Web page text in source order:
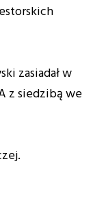
zasiadał w
z siedzibą we